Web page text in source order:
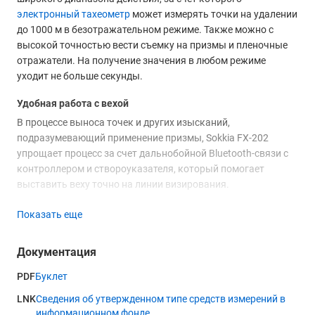
электронный тахеометр может измерять точки на удалении
до 1000 м в безотражательном режиме. Также можно с
высокой точностью вести съемку на призмы и пленочные
отражатели. На получение значения в любом режиме
уходит не больше секунды.
Удобная работа с вехой
В процессе выноса точек и других изысканий,
подразумевающий применение призмы, Sokkia FX-202
упрощает процесс за счет дальнобойной Bluetooth-связи с
контроллером и створоуказателя, который помогает
выставить веху точно на линии визирования.
Особенности модели
обеспечивает стабильность измерений, сглаживает
небольшие погрешности установки и вибрации. Встроенный
лазерный целеуказатель расположен соосно с
дальномером, что повышает качество данных в сложном
окружении, например, в шахте или тоннеле. Минимальное
Показать еще
Документация
PDFБуклет
LNKСведения об утвержденном типе средств измерений в